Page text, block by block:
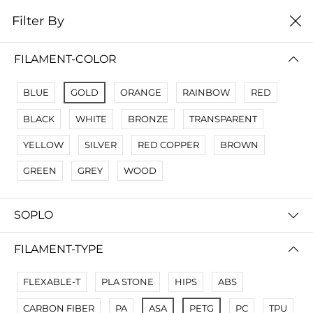
0
цена от низкой к
No Results
Not Found Filters1
Not Found Filters2
Filter By
FILAMENT-COLOR
BLUE GOLD ORANGE RAINBOW RED
BLACK WHITE BRONZE TRANSPARENT
YELLOW SILVER RED COPPER BROWN
GREEN GREY WOOD
SOPLO
FILAMENT-TYPE
FLEXABLE-T PLA STONE HIPS ABS
CARBON FIBER PA ASA PETG PC TPU